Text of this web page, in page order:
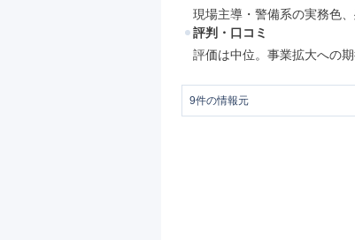
現場主導・警備系の実務色
評判・口コミ
評価は中位。事業拡大への
9件の情報元
センチュリーの働き方（勤務